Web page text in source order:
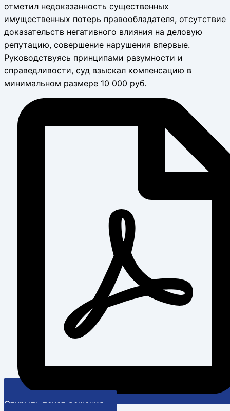
отметил недоказанность существенных
имущественных потерь правообладателя, отсутствие
доказательств негативного влияния на деловую
репутацию, совершение нарушения впервые.
Руководствуясь принципами разумности и
справедливости, суд взыскал компенсацию в
минимальном размере 10 000 руб.
Открыть текст решения